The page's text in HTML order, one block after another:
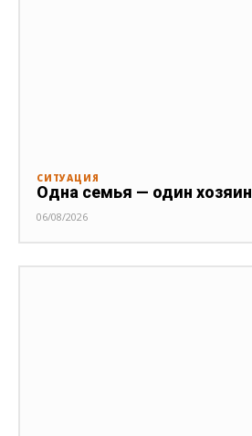
СИТУАЦИЯ
Одна семья — один хозяин
06/08/2026